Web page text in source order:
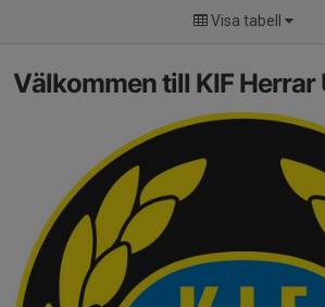
Visa tabell
Välkommen till KIF Herrar